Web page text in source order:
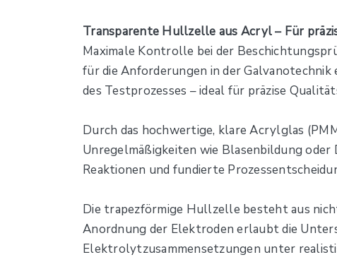
Transparente Hullzelle aus Acryl – Für
Maximale Kontrolle bei der
für die Anforderungen in der
des Testprozesses – ideal für präzise
Durch das hochwertige, klare Acrylglas
Unregelmäßigkeiten wie Blasenbildung
Reaktionen und fundierte
Die trapezförmige Hullzelle besteht aus
Anordnung der Elektroden erlaubt die
Elektrolytzusammensetzungen unter